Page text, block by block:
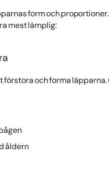
form och
mest lämplig:
förstora och forma
åldern